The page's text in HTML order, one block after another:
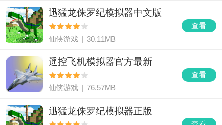
查看
迅猛龙侏罗纪模拟器中文版
仙侠游戏 | 30.11MB
查看
遥控飞机模拟器官方最新
仙侠游戏 | 76.57MB
迅猛龙侏罗纪模拟器正版